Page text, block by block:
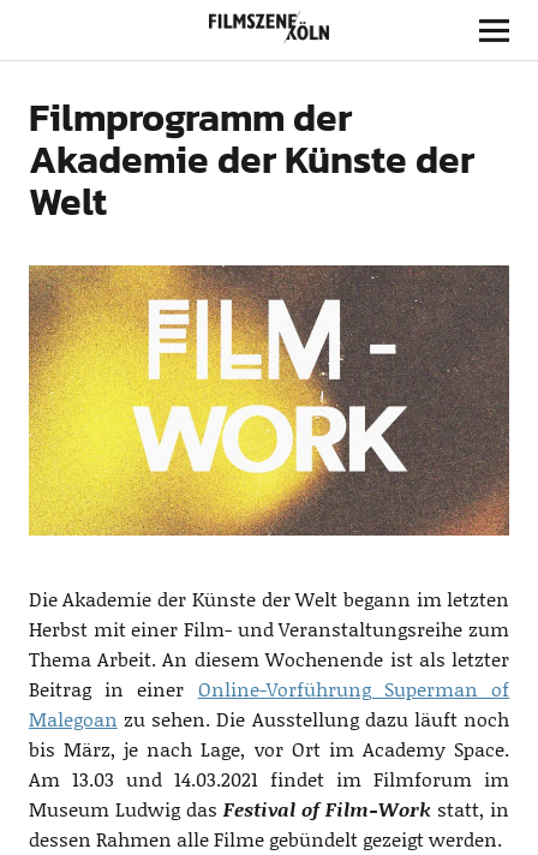
Filmszene Köln
Filmprogramm der
Akademie der Künste der
Welt
Die Akademie der Künste der Welt begann im letzten
Herbst mit einer Film- und Veranstaltungsreihe zum
Thema Arbeit. An diesem Wochenende ist als letzter
Beitrag in einer Online-Vorführung Superman of
Malegoan zu sehen. Die Ausstellung dazu läuft noch
bis März, je nach Lage, vor Ort im Academy Space.
Am 13.03 und 14.03.2021 findet im Filmforum im
Museum Ludwig das Festival of Film-Work statt, in
dessen Rahmen alle Filme gebündelt gezeigt werden.